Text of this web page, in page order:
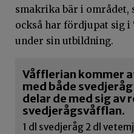
smakrika bär i området,
också har fördjupat sig
under sin utbildning.
Våfflerian kommer
med både
delar de med sig av
svedjerågsvåfflan.
1 dl svedjeråg 2 dl